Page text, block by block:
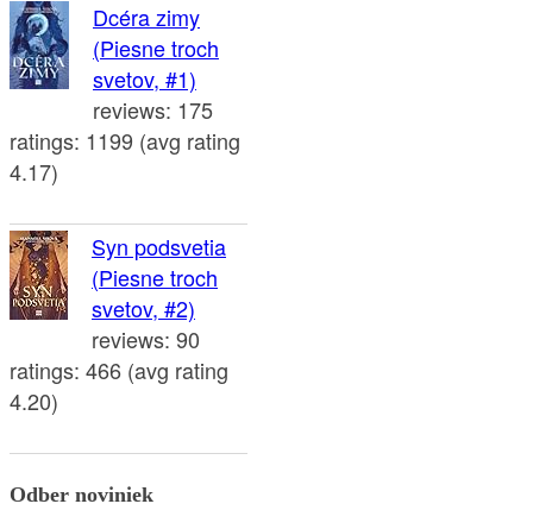
Dcéra zimy
(Piesne troch
svetov, #1)
reviews: 175
ratings: 1199 (avg rating
4.17)
Syn podsvetia
(Piesne troch
svetov, #2)
reviews: 90
ratings: 466 (avg rating
4.20)
Odber noviniek